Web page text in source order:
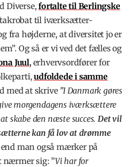
Diverse,fortalte til Berlingske
til iværksætter-
fra højderne, at diversitet jo er
Og så er vi ved det fælles og
Juul,erhvervsordfører for
udfoldede i samme
med at skrive ”I Danmarkgøres
morgendagens iværksættere
skabe den næste succes. Det vil
kan få lov at drømme
man også mærker på
nærmer sig: ”Vi har for